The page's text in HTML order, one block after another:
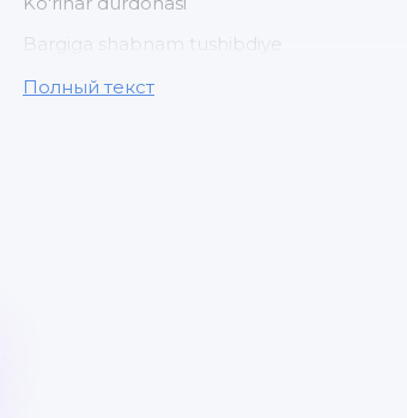
Bargiga shabnam tushibdiye
Voy mani devonasi
Полный текст